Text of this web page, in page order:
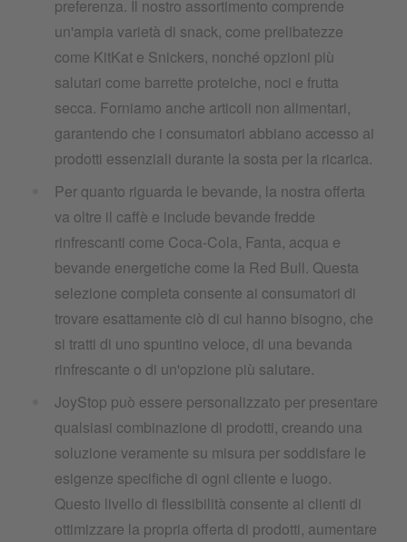
preferenza. Il nostro assortimento comprende
un'ampia varietà di snack, come prelibatezze
come KitKat e Snickers, nonché opzioni più
salutari come barrette proteiche, noci e frutta
secca. Forniamo anche articoli non alimentari,
garantendo che i consumatori abbiano accesso ai
prodotti essenziali durante la sosta per la ricarica.
Per quanto riguarda le bevande, la nostra offerta
va oltre il caffè e include bevande fredde
rinfrescanti come Coca-Cola, Fanta, acqua e
bevande energetiche come la Red Bull. Questa
selezione completa consente ai consumatori di
trovare esattamente ciò di cui hanno bisogno, che
si tratti di uno spuntino veloce, di una bevanda
rinfrescante o di un'opzione più salutare.
JoyStop può essere personalizzato per presentare
qualsiasi combinazione di prodotti, creando una
soluzione veramente su misura per soddisfare le
esigenze specifiche di ogni cliente e luogo.
Questo livello di flessibilità consente ai clienti di
ottimizzare la propria offerta di prodotti, aumentare